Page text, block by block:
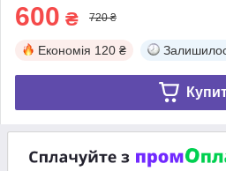
600 ₴ 720 ₴
Економія 120 ₴